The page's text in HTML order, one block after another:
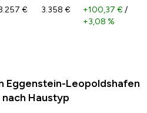
€ 3.358 € +100,37 € /
+3,08 %
Eggenstein-Leopoldshafen
Haustyp